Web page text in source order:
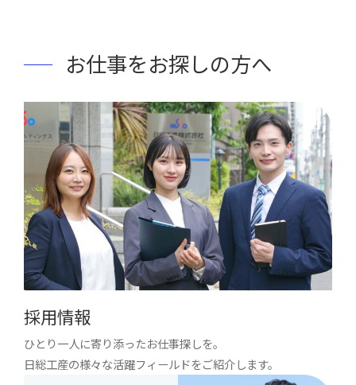
お仕事をお探しの方へ
採用情報
ひとり一人に寄り添ったお仕事探しを。
日総工産の様々な活躍フィールドをご紹介します。